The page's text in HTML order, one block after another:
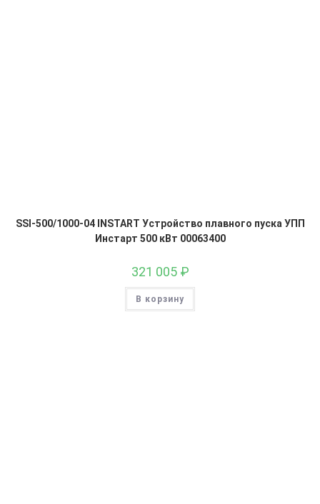
SSI-500/1000-04 INSTART Устройство плавного пуска УПП
Инстарт 500 кВт 00063400
321 005 ₽
В корзину